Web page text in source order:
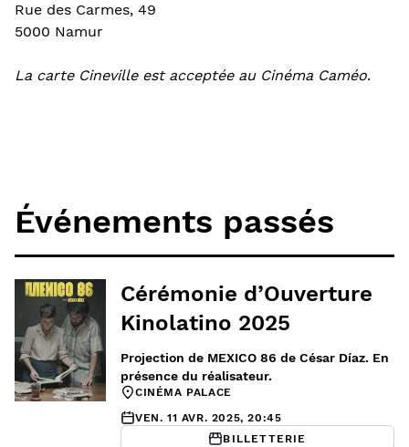
Rue des Carmes, 49
5000 Namur
La carte Cineville est acceptée au Cinéma Caméo.
Événements passés
Cérémonie d’Ouverture
Kinolatino 2025
Projection de MEXICO 86 de César Díaz. En
présence du réalisateur.
CINÉMA PALACE
VEN. 11 AVR. 2025, 20:45
BILLETTERIE